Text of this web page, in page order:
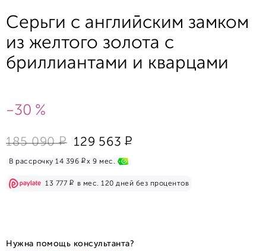
Серьги с английским замком
из желтого золота с
бриллиантами и кварцами
-30 %
185 090 Р 129 563 Р
В рассрочку 14 396 Рx 9 мес.
13 777 Рв мес. 120 дней без процентов
Нужна помощь консультанта?